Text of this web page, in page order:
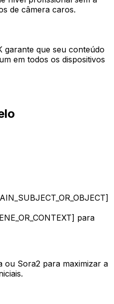
de câmera caros.
garante que seu conteúdo
em todos os dispositivos
para
ou Sora2 para maximizar a